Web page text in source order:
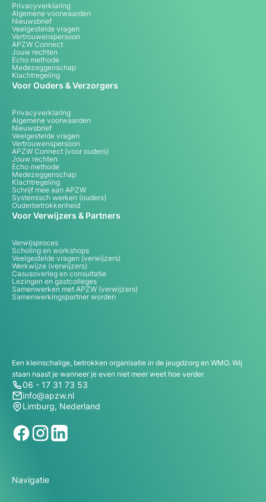
Privacyverklaring
Algemene voorwaarden
Nieuwsbrief
Veelgestelde vragen
Vertrouwenspersoon
APZW Connect
Jouw rechten
Echo methode
Medezeggenschap
Klachtregeling
Voor Ouders & Verzorgers
Privacyverklaring
Algemene voorwaarden
Nieuwsbrief
Veelgestelde vragen
Vertrouwenspersoon
APZW Connect (voor ouders)
Jouw rechten
Echo methode
Medezeggenschap
Klachtregeling
Schrijf mee aan APZW
Systemisch werken (ouders)
Ouderbetrokkenheid
Voor Verwijzers & Partners
Verwijsproces
Scholing en workshops
Veelgestelde vragen (verwijzers)
Werkwijze (verwijzers)
Casusoverleg en consultatie
Lezingen en gastcolleges
Samenwerken met APZW (verwijzers)
Samenwerkingspartner worden
Een kleinschalige, betrokken organisatie in de jeugdzorg en WMO. Wij
staan naast je wanneer je even niet meer weet hoe verder.
06 - 17 31 73 53
info@apzw.nl
Limburg, Nederland
Navigatie